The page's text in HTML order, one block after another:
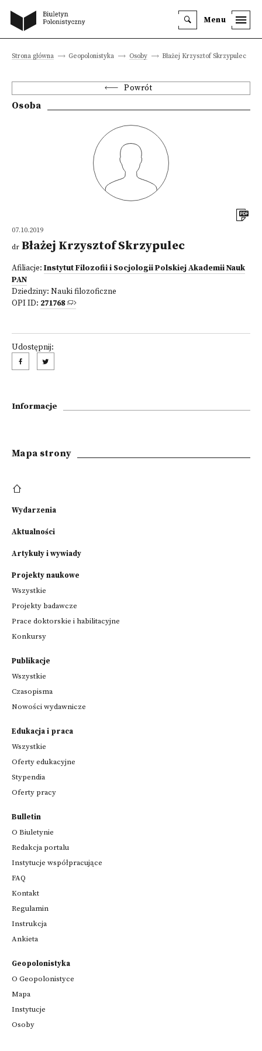
Menu
Strona główna Geopolonistyka Osoby Błażej Krzysztof Skrzypulec
Powrót
Osoba
07.10.2019
dr Błażej Krzysztof Skrzypulec
Afiliacje: Instytut Filozofii i Socjologii Polskiej Akademii Nauk
PAN
Dziedziny: Nauki filozoficzne
OPI ID: 271768
Udostępnij:
Informacje
Mapa strony
Wydarzenia
Aktualności
Artykuły i wywiady
Projekty naukowe
Wszystkie
Projekty badawcze
Prace doktorskie i habilitacyjne
Konkursy
Publikacje
Wszystkie
Czasopisma
Nowości wydawnicze
Edukacja i praca
Wszystkie
Oferty edukacyjne
Stypendia
Oferty pracy
Bulletin
O Biuletynie
Redakcja portalu
Instytucje współpracujące
FAQ
Kontakt
Regulamin
Instrukcja
Ankieta
Geopolonistyka
O Geopolonistyce
Mapa
Instytucje
Osoby